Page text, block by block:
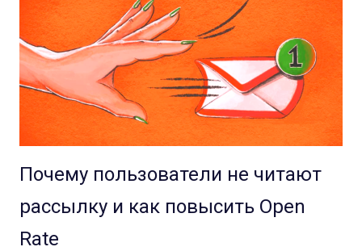
Почему пользователи не читают
рассылку и как повысить Open
Rate